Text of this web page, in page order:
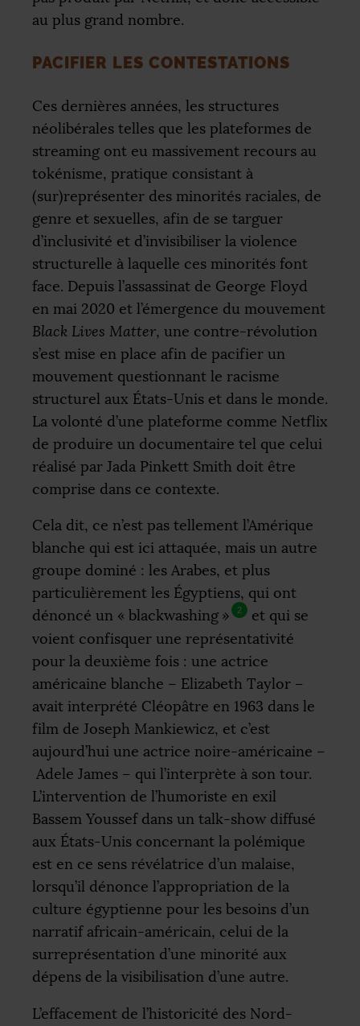
au plus grand nombre.
PACIFIER LES CONTESTATIONS
Ces dernières années, les structures
néolibérales telles que les plateformes de
streaming ont eu massivement recours au
tokénisme, pratique consistant à
(sur)représenter des minorités raciales, de
genre et sexuelles, afin de se targuer
d’inclusivité et d’invisibiliser la violence
structurelle à laquelle ces minorités font
face. Depuis l’assassinat de George Floyd
en mai 2020 et l’émergence du mouvement
Black Lives Matter, une contre-révolution
s’est mise en place afin de pacifier un
mouvement questionnant le racisme
structurel aux États-Unis et dans le monde.
La volonté d’une plateforme comme Netflix
de produire un documentaire tel que celui
réalisé par Jada Pinkett Smith doit être
comprise dans ce contexte.
Cela dit, ce n’est pas tellement l’Amérique
blanche qui est ici attaquée, mais un autre
groupe dominé : les Arabes, et plus
particulièrement les Égyptiens, qui ont
dénoncé un « blackwashing » 2
et qui se
voient confisquer une représentativité
pour la deuxième fois : une actrice
américaine blanche – Elizabeth Taylor –
avait interprété Cléopâtre en 1963 dans le
film de Joseph Mankiewicz, et c’est
aujourd’hui une actrice noire-américaine –
Adele James – qui l’interprète à son tour.
L’intervention de l’humoriste en exil
Bassem Youssef dans un talk-show diffusé
aux États-Unis concernant la polémique
est en ce sens révélatrice d’un malaise,
lorsqu’il dénonce l’appropriation de la
culture égyptienne pour les besoins d’un
narratif africain-américain, celui de la
surreprésentation d’une minorité aux
dépens de la visibilisation d’une autre.
L’effacement de l’historicité des Nord-